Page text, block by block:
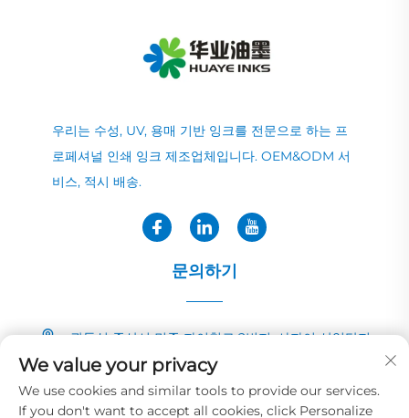
우리는 수성, UV, 용매 기반 잉크를 전문으로 하는 프
로페셔널 인쇄 잉크 제조업체입니다. OEM&ODM 서
비스, 적시 배송.
문의하기
광둥성 중산시 민중 자이칭로 2번지, 샤자이 산업단지
+86-13726040081
We value your privacy
We use cookies and similar tools to provide our services.
If you don't want to accept all cookies, click Personalize